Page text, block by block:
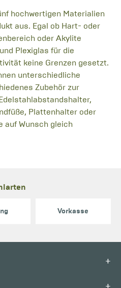
hochwertigen Materialien
aus. Egal ob Hart- oder
oder Akylite
Plexiglas für die
keine Grenzen gesetzt.
unterschiedliche
Zubehör zur
Plattenhalter oder
auf Wunsch gleich
Vorkasse
+